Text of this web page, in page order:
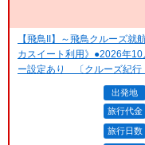
【飛鳥II】～飛鳥クルーズ
カスイート利用》●2026年
ー設定あり 〔クルーズ紀行
出発地
旅行代金
旅行日数